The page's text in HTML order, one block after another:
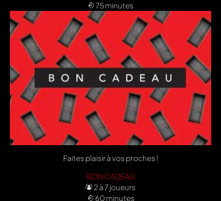
75 minutes
Faites plaisir à vos proches !
BON CADEAU
2 à 7 joueurs
60 minutes